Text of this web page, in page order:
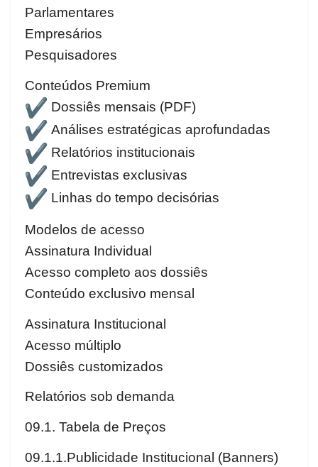
Parlamentares
Empresários
Pesquisadores
Conteúdos Premium
Dossiês mensais (PDF)
Análises estratégicas aprofundadas
Relatórios institucionais
Entrevistas exclusivas
Linhas do tempo decisórias
Modelos de acesso
Assinatura Individual
Acesso completo aos dossiês
Conteúdo exclusivo mensal
Assinatura Institucional
Acesso múltiplo
Dossiês customizados
Relatórios sob demanda
09.1. Tabela de Preços
09.1.1.Publicidade Institucional (Banners)